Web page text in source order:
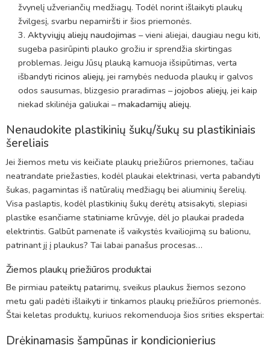
žvynelį užveriančių medžiagų. Todėl norint išlaikyti plaukų
žvilgesį, svarbu nepamiršti ir šios priemonės.
Aktyviųjų aliejų naudojimas – vieni aliejai, daugiau negu kiti,
sugeba pasirūpinti plauko grožiu ir sprendžia skirtingas
problemas. Jeigu Jūsų plauką kamuoja išsipūtimas, verta
išbandyti ricinos aliejų, jei ramybės neduoda plaukų ir galvos
odos sausumas, blizgesio praradimas –jojobos aliejų, jei kaip
niekad skilinėja galiukai –makadamijų aliejų.
Nenaudokite plastikinių šukų/šukų su plastikiniais
šereliais
Jei žiemos metu vis keičiate plaukų priežiūros priemones, tačiau
neatrandate priežasties, kodėl plaukai elektrinasi, verta pabandyti
šukas, pagamintas iš natūralių medžiagų bei aliuminių šerelių.
Visa paslaptis, kodėl plastikinių šukų derėtų atsisakyti, slepiasi
plastike esančiame statiniame krūvyje, dėl jo plaukai pradeda
elektrintis. Galbūt pamenate iš vaikystės kvailiojimą su balionu,
patrinant jį į plaukus? Tai labai panašus procesas…
Žiemos plaukų priežiūros produktai
Be pirmiau pateiktų patarimų, sveikus plaukus žiemos sezono
metu gali padėti išlaikyti ir tinkamos plaukų priežiūros priemonės.
Štai keletas produktų, kuriuos rekomenduoja šios srities ekspertai:
Drėkinamasis šampūnas ir kondicionierius